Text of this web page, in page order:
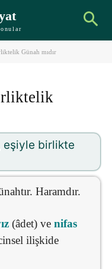
Günah mıdır
eşiyle birlikte
Haramdır.
(âdet) ve nifas
ilişkide